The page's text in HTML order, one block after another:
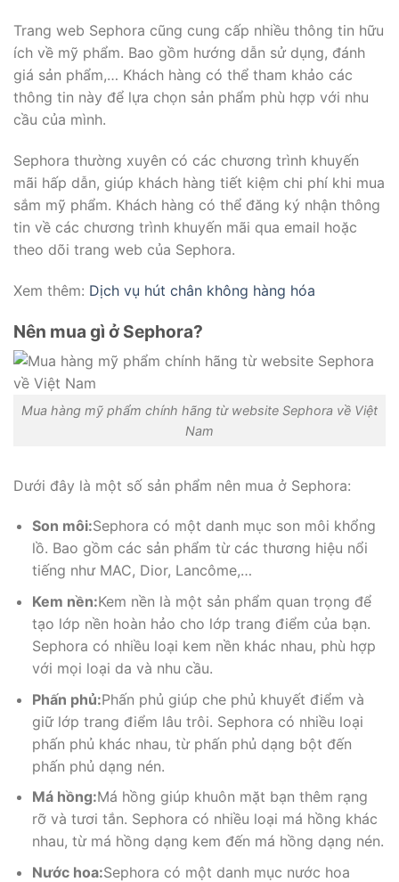
Trang web Sephora cũng cung cấp nhiều thông tin hữu
ích về mỹ phẩm. Bao gồm hướng dẫn sử dụng, đánh
giá sản phẩm,… Khách hàng có thể tham khảo các
thông tin này để lựa chọn sản phẩm phù hợp với nhu
cầu của mình.
Sephora thường xuyên có các chương trình khuyến
mãi hấp dẫn, giúp khách hàng tiết kiệm chi phí khi mua
sắm mỹ phẩm. Khách hàng có thể đăng ký nhận thông
tin về các chương trình khuyến mãi qua email hoặc
theo dõi trang web của Sephora.
Xem thêm: Dịch vụ hút chân không hàng hóa
Nên mua gì ở Sephora?
Mua hàng mỹ phẩm chính hãng từ website Sephora về Việt
Nam
Dưới đây là một số sản phẩm nên mua ở Sephora:
Son môi:Sephora có một danh mục son môi khổng
lồ. Bao gồm các sản phẩm từ các thương hiệu nổi
tiếng như MAC, Dior, Lancôme,…
Kem nền:Kem nền là một sản phẩm quan trọng để
tạo lớp nền hoàn hảo cho lớp trang điểm của bạn.
Sephora có nhiều loại kem nền khác nhau, phù hợp
với mọi loại da và nhu cầu.
Phấn phủ:Phấn phủ giúp che phủ khuyết điểm và
giữ lớp trang điểm lâu trôi. Sephora có nhiều loại
phấn phủ khác nhau, từ phấn phủ dạng bột đến
phấn phủ dạng nén.
Má hồng:Má hồng giúp khuôn mặt bạn thêm rạng
rỡ và tươi tắn. Sephora có nhiều loại má hồng khác
nhau, từ má hồng dạng kem đến má hồng dạng nén.
Nước hoa:Sephora có một danh mục nước hoa